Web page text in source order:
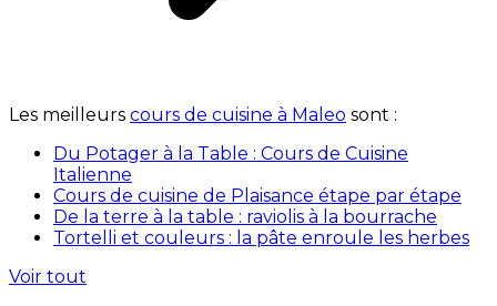
Les meilleurs cours de cuisine à Maleo sont :
Du Potager à la Table : Cours de Cuisine
Italienne
Cours de cuisine de Plaisance étape par étape
De la terre à la table : raviolis à la bourrache
Tortelli et couleurs : la pâte enroule les herbes
Voir tout